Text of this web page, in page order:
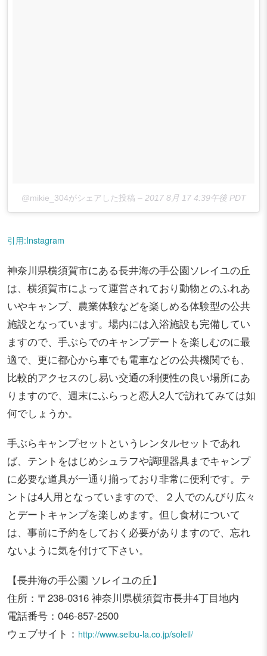
@mikie_304がシェアした投稿 – 2017 8月 17 4:39午後 PDT
引用:Instagram
神奈川県横須賀市にある長井海の手公園ソレイユの丘
は、横須賀市によって運営されており動物とのふれあ
いやキャンプ、農業体験などを楽しめる体験型の公共
施設となっています。場内には入浴施設も完備してい
ますので、手ぶらでのキャンプデートを楽しむのに最
適で、更に都心から車でも電車などの公共機関でも、
比較的アクセスのし易い交通の利便性の良い場所にあ
りますので、週末にふらっと恋人2人で訪れてみては如
何でしょうか。
手ぶらキャンプセットというレンタルセットであれ
ば、テントをはじめシュラフや調理器具までキャンプ
に必要な道具が一通り揃っており非常に便利です。テ
ントは4人用となっていますので、２人でのんびり広々
とデートキャンプを楽しめます。但し食材について
は、事前に予約をしておく必要がありますので、忘れ
ないように気を付けて下さい。
【長井海の手公園 ソレイユの丘】
住所：〒238-0316 神奈川県横須賀市長井4丁目地内
電話番号：046-857-2500
ウェブサイト： http://www.seibu-la.co.jp/soleil/